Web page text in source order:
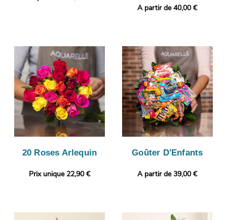
A partir de 40,00 €
20 Roses Arlequin
Prix unique 22,90 €
Goûter D'Enfants
A partir de 39,00 €